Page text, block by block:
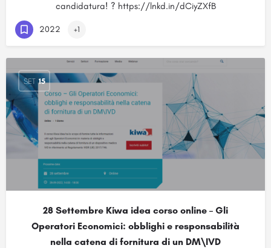
candidatura! ? https://lnkd.in/dCiyZXfB
2022 +1
SET 15
28 Settembre Kiwa idea corso online – Gli
Operatori Economici: obblighi e responsabilità
nella catena di fornitura di un DM\IVD